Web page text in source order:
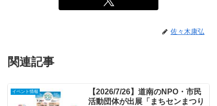
佐々木康弘
関連記事
イベント情報
【2026/7/26】道南のNPO・市民
活動団体が出展「まちセンまつり